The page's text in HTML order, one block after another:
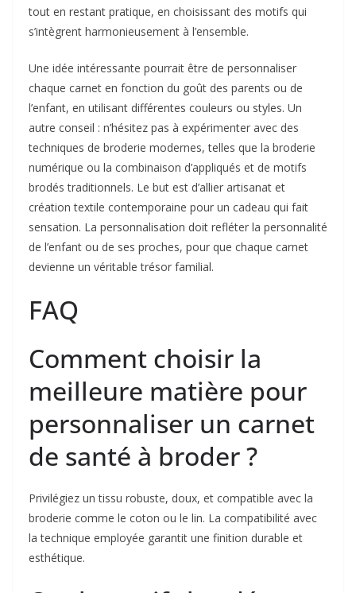
tout en restant pratique, en choisissant des motifs qui
s’intègrent harmonieusement à l’ensemble.
Une idée intéressante pourrait être de personnaliser
chaque carnet en fonction du goût des parents ou de
l’enfant, en utilisant différentes couleurs ou styles. Un
autre conseil : n’hésitez pas à expérimenter avec des
techniques de broderie modernes, telles que la broderie
numérique ou la combinaison d’appliqués et de motifs
brodés traditionnels. Le but est d’allier artisanat et
création textile contemporaine pour un cadeau qui fait
sensation. La personnalisation doit refléter la personnalité
de l’enfant ou de ses proches, pour que chaque carnet
devienne un véritable trésor familial.
FAQ
Comment choisir la
meilleure matière pour
personnaliser un carnet
de santé à broder ?
Privilégiez un tissu robuste, doux, et compatible avec la
broderie comme le coton ou le lin. La compatibilité avec
la technique employée garantit une finition durable et
esthétique.